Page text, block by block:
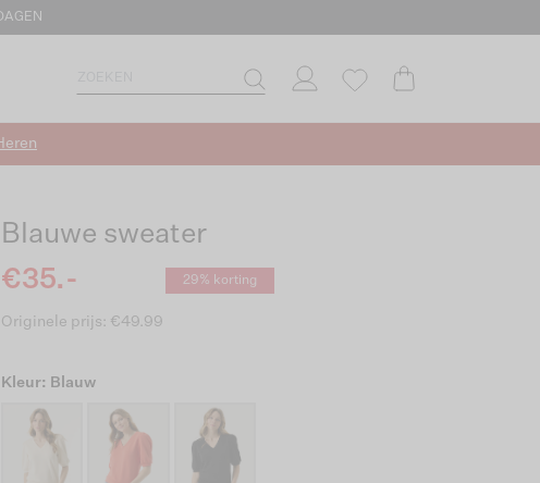
Blauwe sweater
€35.-
29% korting
Originele prijs: €49.99
Kleur: Blauw